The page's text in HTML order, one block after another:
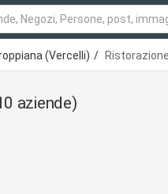
(Vercelli)
aziende)